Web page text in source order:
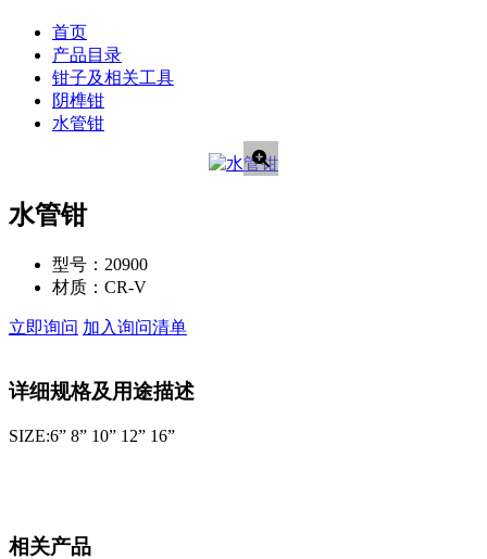
首页
产品目录
钳子及相关工具
阴榫钳
水管钳
水管钳
型号： 20900
材质： CR-V
立即询问 加入询问清单
详细规格及用途描述
SIZE:6” 8” 10” 12” 16”
相关产品